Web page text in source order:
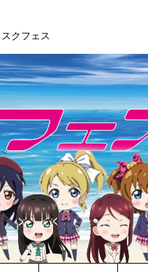
クフェス